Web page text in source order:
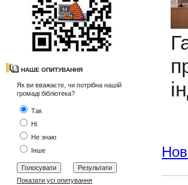
НАШЕ ОПИТУВАННЯ
Як ви вважаєте, чи потрібна нашій
громаді бібліотека?
Так
Ні
Не знаю
Інше
Показати усі опитування